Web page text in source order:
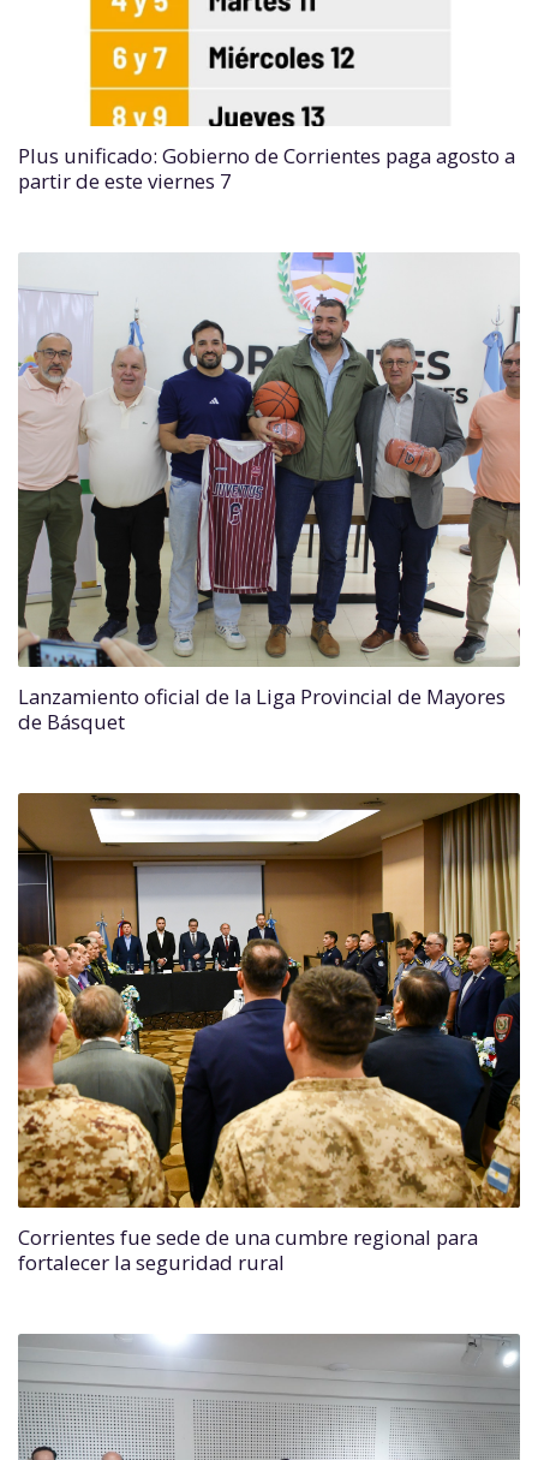
Plus unificado: Gobierno de Corrientes paga agosto a
partir de este viernes 7
Lanzamiento oficial de la Liga Provincial de Mayores
de Básquet
Corrientes fue sede de una cumbre regional para
fortalecer la seguridad rural